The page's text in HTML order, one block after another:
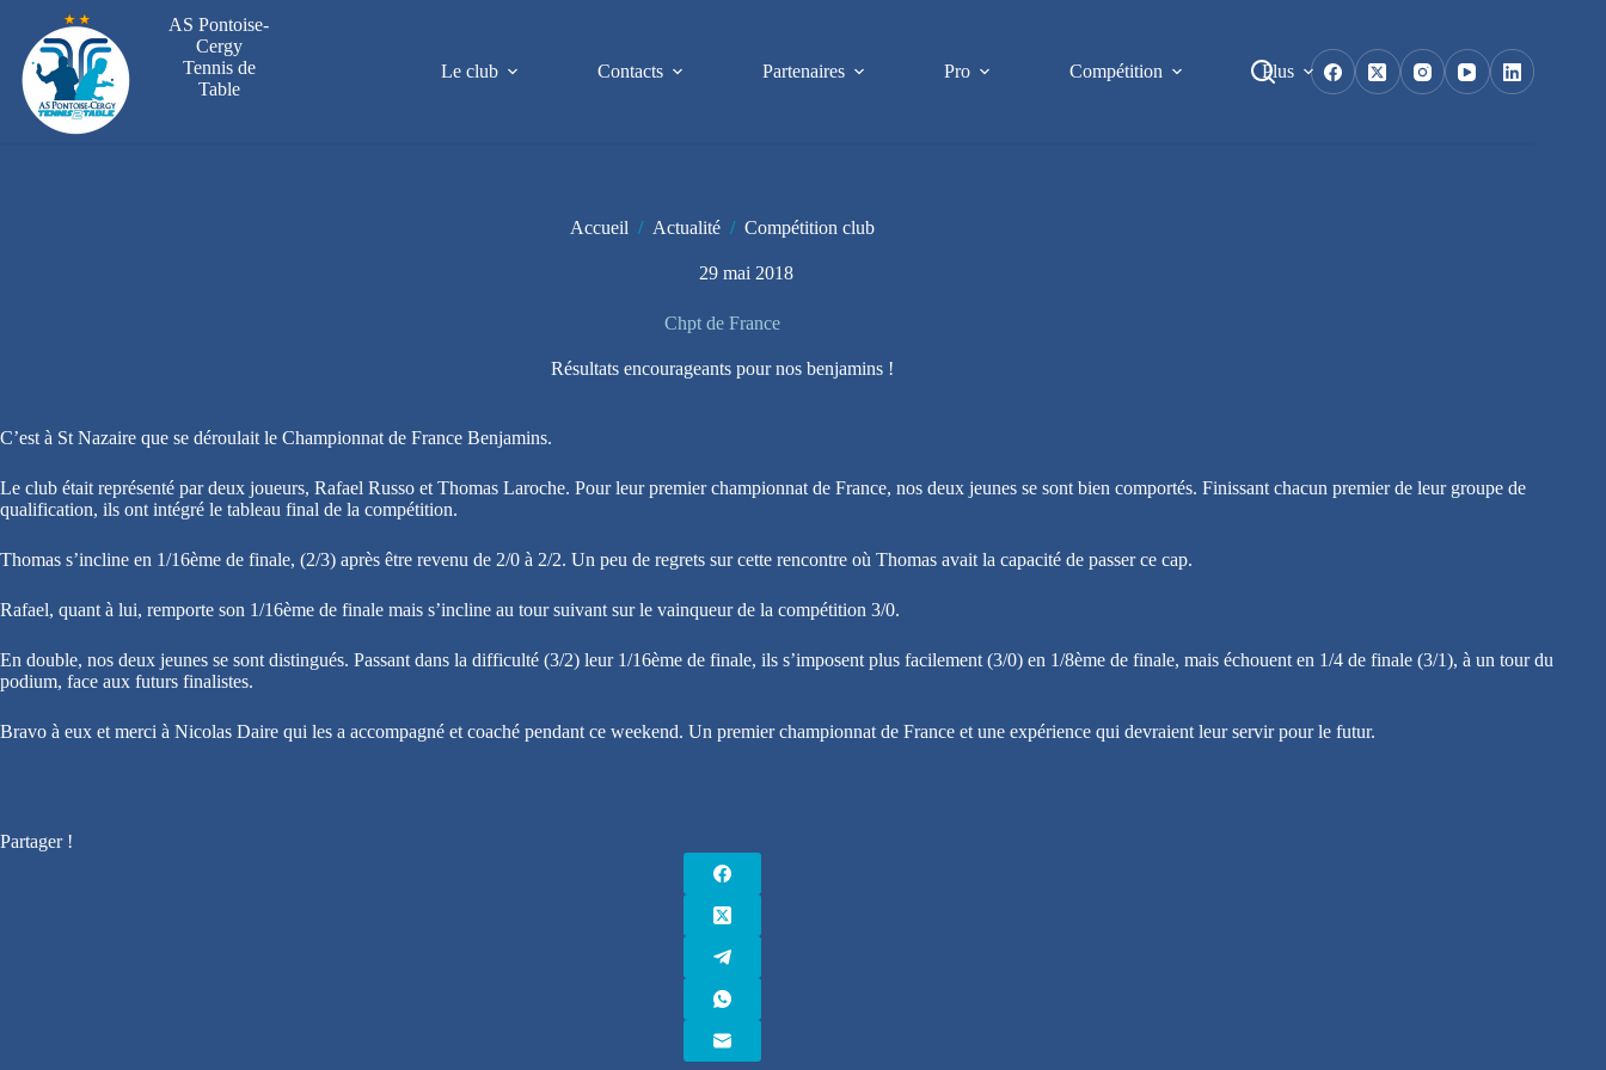
contenu
AS Pontoise-
Cergy
Tennis de
Table
Le club Contacts Partenaires Pro Compétition Plus
Accueil / Actualité / Compétition club
29 mai 2018
Chpt de France
Résultats encourageants pour nos benjamins !
C’est à St Nazaire que se déroulait le Championnat de France Benjamins.
Le club était représenté par deux joueurs, Rafael Russo et Thomas Laroche. Pour leur premier championnat de France, nos deux jeunes se sont bien comportés. Finissant chacun premier de leur groupe de
qualification, ils ont intégré le tableau final de la compétition.
Thomas s’incline en 1/16ème de finale, (2/3) après être revenu de 2/0 à 2/2. Un peu de regrets sur cette rencontre où Thomas avait la capacité de passer ce cap.
Rafael, quant à lui, remporte son 1/16ème de finale mais s’incline au tour suivant sur le vainqueur de la compétition 3/0.
En double, nos deux jeunes se sont distingués. Passant dans la difficulté (3/2) leur 1/16ème de finale, ils s’imposent plus facilement (3/0) en 1/8ème de finale, mais échouent en 1/4 de finale (3/1), à un tour du
podium, face aux futurs finalistes.
Bravo à eux et merci à Nicolas Daire qui les a accompagné et coaché pendant ce weekend. Un premier championnat de France et une expérience qui devraient leur servir pour le futur.
Partager !